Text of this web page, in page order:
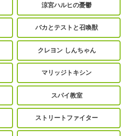
涼宮ハルヒの憂鬱
バカとテストと召喚獣
クレヨン しんちゃん
マリッジトキシン
スパイ教室
ストリートファイター